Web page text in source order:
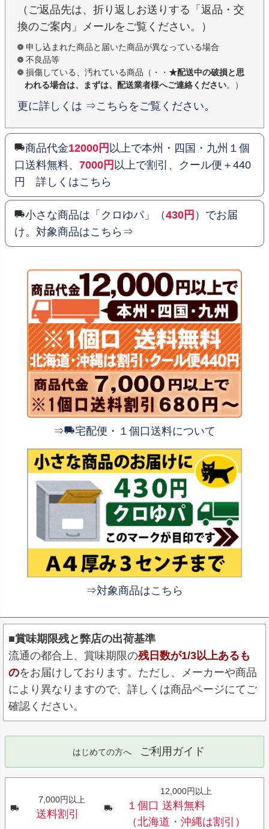
（ご返品先は、折り返しお送りする「返品・交
換のご案内」メールをご覧ください。）
申し込まれた商品と届いた商品が異なっている場合
不良品等
損傷している、汚れている商品（・・ ★配送中の破損と思
われる場合は、まずは、配送業者様へご連絡ください。）
更に詳しくは ⇒こちらをご覧ください。
商品代金12000円 以上で本州・四国・九州１個
口送料無料、 7000円 以上で割引、クール便＋440
円 詳しくはこちら
小さな商品は「クロゆパ」（430円 ）でお届
け。対象商品はこちら⇒
⇒ 宅配便・１個口送料について
⇒対象商品はこちら
■賞味期限残と弊店の出荷基準
流通の都合上、賞味期限の残日数が1/3以上あるも
のをお届けしております。ただし、メーカーや商品
により異なりますので、詳しくは商品ページにてご
確認ください。
はじめての方へ ご利用ガイド
7,000円以上
送料割引
12,000円以上
１個口 送料無料
（北海道・沖縄は割引）